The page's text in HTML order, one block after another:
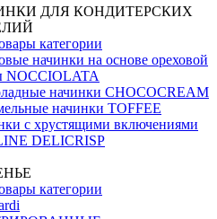
ДЛЯ КОНДИТЕРСКИХ
категории
начинки на основе ореховой
NOCCIOLATA
начинки CHOCOCREAM
начинки TOFFEE
с хрустящими включениями
DELICRISP
категории